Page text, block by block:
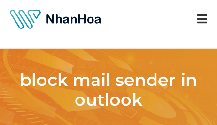
block mail sender in
outlook